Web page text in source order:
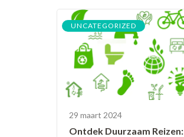
UNCATEGORIZED
29 maart 2024
Ontdek Duurzaam Reizen: